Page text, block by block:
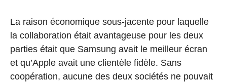
La raison économique sous-jacente pour laquelle
la collaboration était avantageuse pour les deux
parties était que Samsung avait le meilleur écran
et qu’Apple avait une clientèle fidèle. Sans
coopération, aucune des deux sociétés ne pouvait